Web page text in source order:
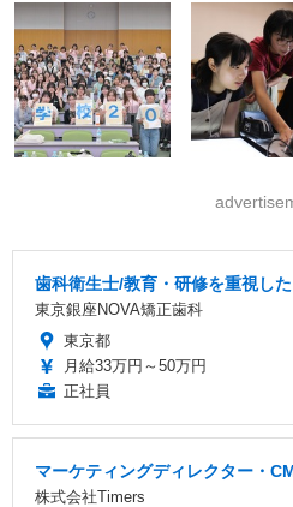
歯科衛生士/教育・研修を重視し
東京銀座NOVA矯正歯科
東京都
月給33万円～50万円
正社員
マーケティングディレクター・
株式会社Timers